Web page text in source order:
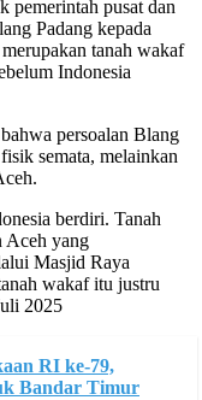
pemerintah pusat dan
Padang kepada
tanah wakaf
Indonesia
persoalan Blang
semata, melainkan
berdiri. Tanah
Aceh yang
Masjid Raya
wakaf itu justru
2025
RI ke-79,
Bandar Timur